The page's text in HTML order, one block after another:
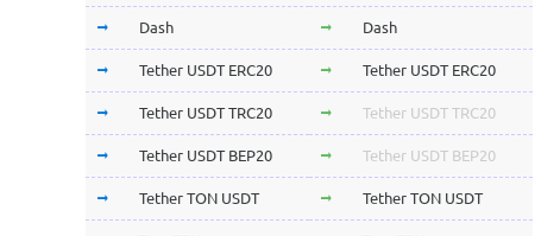
Dash Dash
Tether USDT ERC20 Tether USDT ERC20
Tether USDT TRC20 Tether USDT TRC20
Tether USDT BEP20 Tether USDT BEP20
Tether TON USDT Tether TON USDT